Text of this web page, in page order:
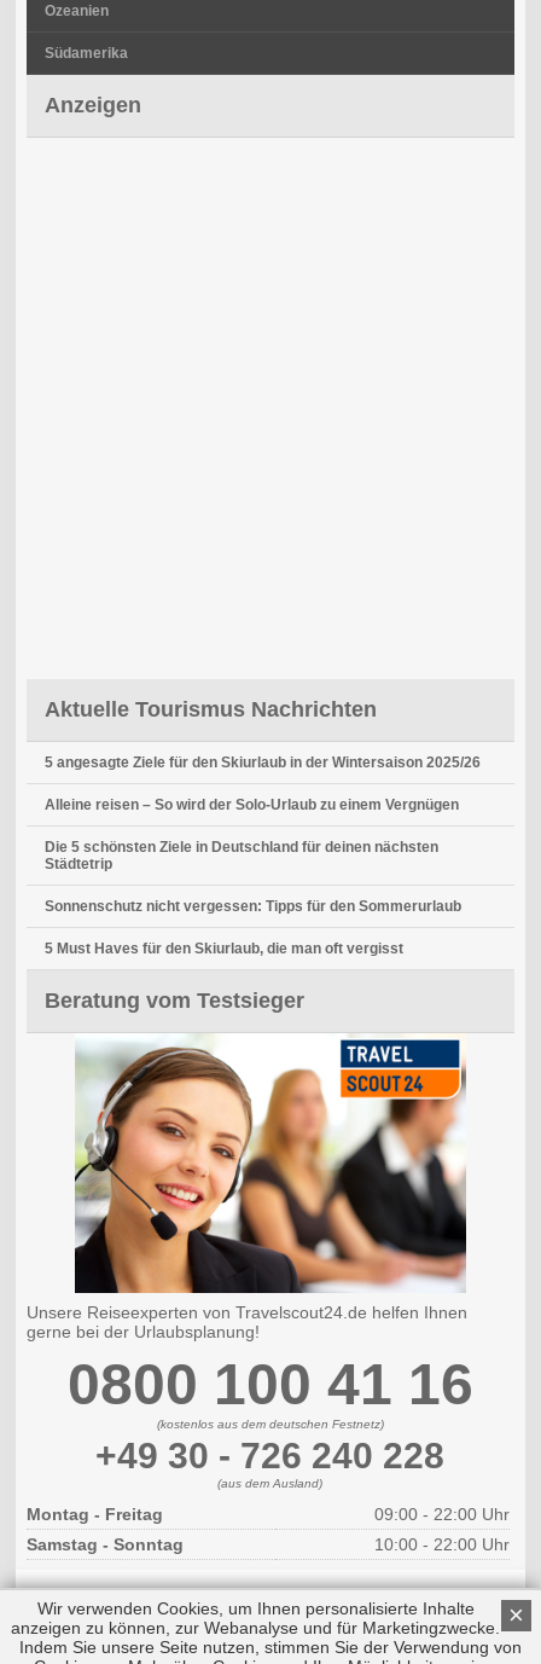
Ozeanien
Südamerika
Anzeigen
Aktuelle Tourismus Nachrichten
5 angesagte Ziele für den Skiurlaub in der Wintersaison 2025/26
Alleine reisen – So wird der Solo-Urlaub zu einem Vergnügen
Die 5 schönsten Ziele in Deutschland für deinen nächsten
Städtetrip
Sonnenschutz nicht vergessen: Tipps für den Sommerurlaub
5 Must Haves für den Skiurlaub, die man oft vergisst
Beratung vom Testsieger
Unsere Reiseexperten von Travelscout24.de helfen Ihnen
gerne bei der Urlaubsplanung!
0800 100 41 16
(kostenlos aus dem deutschen Festnetz)
+49 30 - 726 240 228
(aus dem Ausland)
Montag - Freitag
09:00 - 22:00 Uhr
Samstag - Sonntag
10:00 - 22:00 Uhr
×
Wir verwenden Cookies, um Ihnen personalisierte Inhalte
anzeigen zu können, zur Webanalyse und für Marketingzwecke.
Indem Sie unsere Seite nutzen, stimmen Sie der Verwendung von